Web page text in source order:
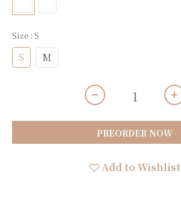
Size : S
S M
PREORDER NOW
Add to Wishlist